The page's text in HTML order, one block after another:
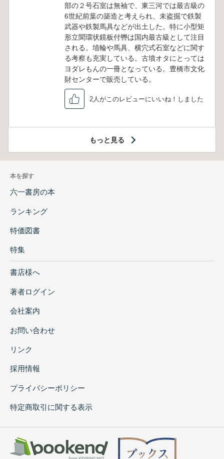
部の２号石室は無袖で、東三河では最古級の
6世紀前葉の築造と考えられ、未盗掘で鉄製
武器や鉄製馬具などが出土した。特に小型矩
形立聞環状鏡板付轡は国内最古級として注目
される。埴輪や馬具、横穴式石室などに関す
る考察も充実している。古墳オタにとっては
ヨダレもんの一冊となっている。豊橋市文化
財センターで販売している。
2人がこのレビューにいいね！しました
もっと見る
本を探す
六一書房の本
ランキング
特価図書
特集
書店様へ
著者ログイン
会社案内
お問い合わせ
リンク
採用情報
プライバシーポリシー
特定商取引に関する表示